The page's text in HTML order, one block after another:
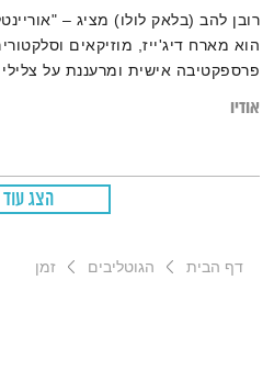
רובן להב (בלאק לולו) מציג –
הוא מארח דיג'ייז, מוזיקאים
פרספקטיבה אישית ומרעננת על
אודיו
הצג עוד
דף הבית הגוטליבים זמן